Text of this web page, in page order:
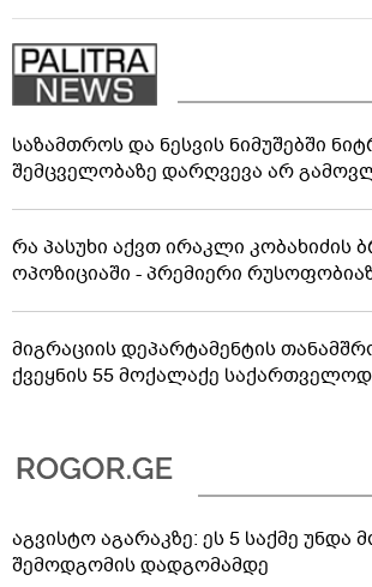
საზამთროს და ნესვის ნიმუშებში
შემცველობაზე დარღვევა არ
რა პასუხი აქვთ ირაკლი კობახიძის
ოპოზიციაში - პრემიერი
მიგრაციის დეპარტამენტის
ქვეყნის 55 მოქალაქე
აგვისტო აგარაკზე: ეს 5 საქმე უნდა
შემოდგომის დადგომამდე